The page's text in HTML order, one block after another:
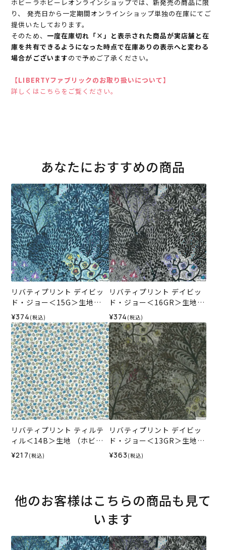
ホビーラホビーレオンラインショップでは、新発売の商品に限
り、 発売日から一定期間オンラインショップ単独の在庫にてご
提供いたしております。
そのため、 一度在庫切れ「×」と表示された商品が実店舗と在
庫を共有できるようになった時点で在庫ありの表示へと変わる
場合がございますので予めご了承ください。
【LIBERTYファブリックのお取り扱いについて】
詳しくはこちらをご覧ください。
あなたにおすすめの商品
リバティプリント デイビッ
ド・ジョー＜15G＞生地
（ホビーラホビーレオリジ
ナル）2025AW
¥374 (税込)
リバティプリント デイビッ
ド・ジョー＜16GR＞生地
（ホビーラホビーレオリジ
ナル）2025AW
¥374 (税込)
リバティプリント ティルテ
ィル＜14B＞生地 （ホビー
ラホビーレオリジナル）202
¥217 (税込)
リバティプリント デイビッ
ド・ジョー＜13GR＞生地
（ホビーラホビーレオリジ
ナル）2024AW
¥363 (税込)
他のお客様はこちらの商品も見て
います